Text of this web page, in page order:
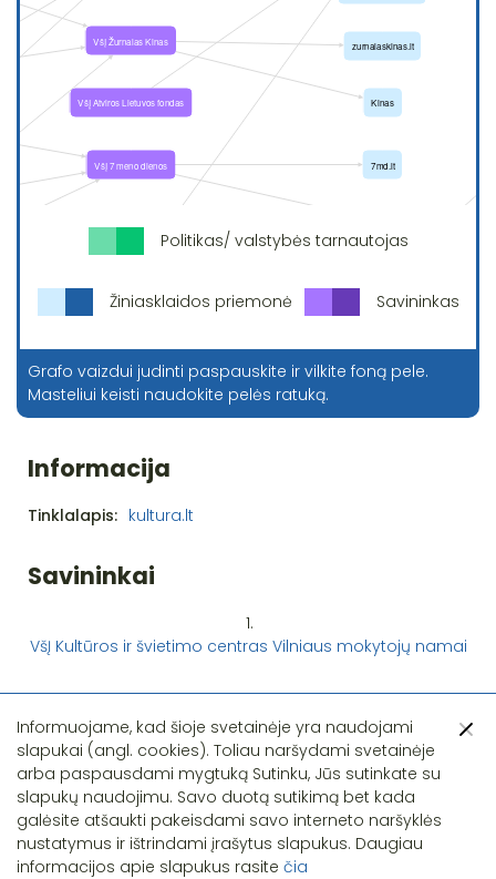
Politikas/ valstybės tarnautojas
Žiniasklaidos priemonė Savininkas
Grafo vaizdui judinti paspauskite ir vilkite foną pele.
Masteliui keisti naudokite pelės ratuką.
Informacija
Tinklalapis: kultura.lt
Savininkai
1.
VšĮ Kultūros ir švietimo centras Vilniaus mokytojų namai
Pastebėjote klaidą?
Informuojame, kad šioje svetainėje yra naudojami
slapukai (angl. cookies). Toliau naršydami svetainėje
arba paspausdami mygtuką Sutinku, Jūs sutinkate su
slapukų naudojimu. Savo duotą sutikimą bet kada
galėsite atšaukti pakeisdami savo interneto naršyklės
nustatymus ir ištrindami įrašytus slapukus. Daugiau
informacijos apie slapukus rasite čia